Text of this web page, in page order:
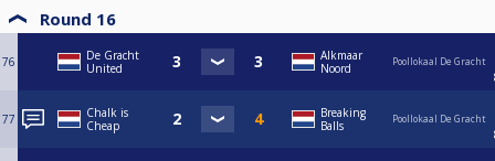
Round 16
76
De Gracht
United
Alkmaar
Noord
Poollokaal De Gracht
77
Chalk is
Cheap
Breaking
Balls
Poollokaal De Gracht